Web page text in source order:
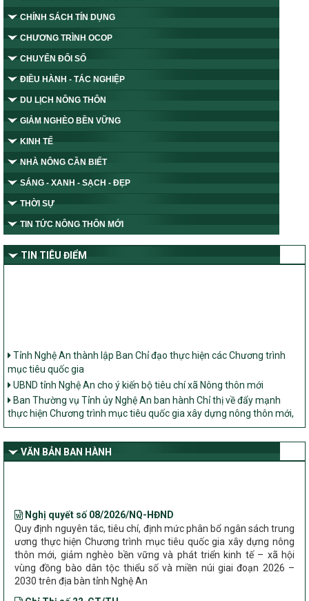
CHÍNH SÁCH TÍN DỤNG
CHƯƠNG TRÌNH OCOP
CHUYỂN ĐỔI SỐ
ĐIỀU HÀNH - TÁC NGHIỆP
DU LỊCH NÔNG THÔN
GIẢM NGHÈO BỀN VỮNG
KINH TẾ
NHÀ NÔNG CẦN BIẾT
SÁNG - XANH - SẠCH - ĐẸP
THỜI SỰ
TIN TỨC NÔNG THÔN MỚI
TIN TIÊU ĐIỂM
mục tiêu quốc gia
UBND tỉnh Nghệ An cho ý kiến bộ tiêu chí xã Nông thôn mới
Ban Thường vụ Tỉnh ủy Nghệ An ban hành Chỉ thị về đẩy mạnh
thực hiện Chương trình mục tiêu quốc gia xây dựng nông thôn mới,
giảm nghèo bền vững và phát triển kinh tế – xã hội vùng đồng bào
Bộ Dân tộc và Tôn giáo làm việc với UBND tỉnh về tình hình thực
VĂN BẢN BAN HÀNH
ương thực hiện Chương trình mục tiêu quốc gia xây dựng nông
thôn mới, giảm nghèo bền vững và phát triển kinh tế – xã hội
vùng đồng bào dân tộc thiểu số và miền núi giai đoạn 2026 –
2030 trên địa bàn tỉnh Nghệ An
Chỉ Thị số 22-CT/TU
về đẩy mạnh thực hiện Chương trình mục tiêu quốc gia xây dựng